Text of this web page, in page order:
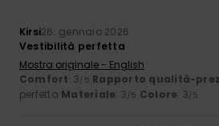
Kirsi26. gennaio 2026
Vestibilità perfetta
Mostra originale - English
Comfort: 3/5 Rapporto qualità-
perfetta Materiale: 3/5 Colore: 3/5